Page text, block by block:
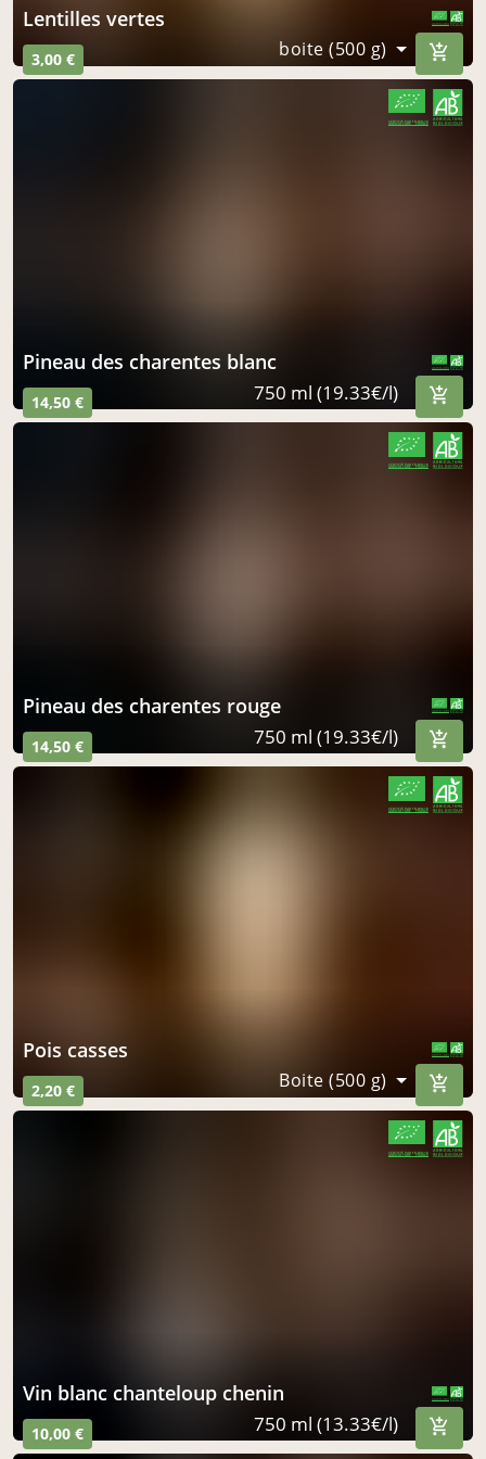
lentilles vertes
3,00 € boite (500 g)
pineau des charentes blanc
14,50 € 750 ml (19.33€/l)
CERTIFIÉ PAR FR-BIO-10
AGRICULTURE FRANCE
pineau des charentes rouge
14,50 € 750 ml (19.33€/l)
CERTIFIÉ PAR FR-BIO-10
AGRICULTURE FRANCE
pois casses
2,20 € Boite (500 g)
CERTIFIÉ PAR FR-BIO-10
AGRICULTURE FRANCE
vin blanc chanteloup chenin
10,00 € 750 ml (13.33€/l)
CERTIFIÉ PAR FR-BIO-10
AGRICULTURE FRANCE